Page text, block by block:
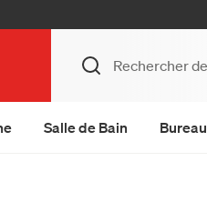
Salle de Bain Bureau